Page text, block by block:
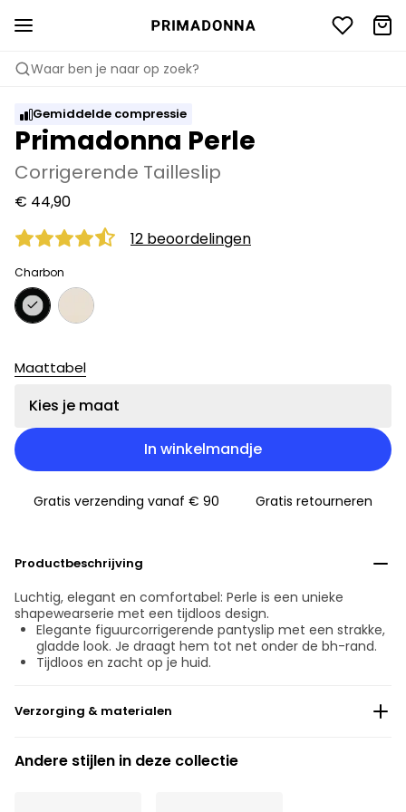
Waar ben je naar op zoek?
Gemiddelde compressie
Primadonna Perle
Corrigerende Tailleslip
€ 44,90
12 beoordelingen
Charbon
Maattabel
Kies je maat
In winkelmandje
Gratis verzending vanaf € 90 Gratis retourneren
Productbeschrijving
Luchtig, elegant en comfortabel: Perle is een unieke
shapewearserie met een tijdloos design.
Elegante figuurcorrigerende pantyslip met een strakke,
gladde look. Je draagt hem tot net onder de bh-rand.
Tijdloos en zacht op je huid.
Verzorging & materialen
Geen professionele reiniging
Andere stijlen in deze collectie